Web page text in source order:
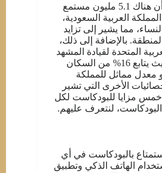
وتشير الإحصائيات إلى أن هناك 5.1 مليون مستمع
العربية السعودية،
مما يشير إلى تزايد
بالإضافة إلى ذلك،
المتحدة لقيادة المشهد
العالمي للبودكاست، حيث يتابع 16% من السكان
معدل مماثل للمملكة
الأخرى التي تشير
خمس مزايا للبودكاست لكل
لنتعرف عليهم.
بالبودكاست في أي
الهاتف الذكي وتطبيق